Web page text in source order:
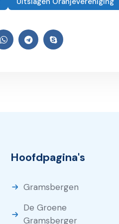
Hoofdpagina's
Gramsbergen
De Groene
Gramsberger